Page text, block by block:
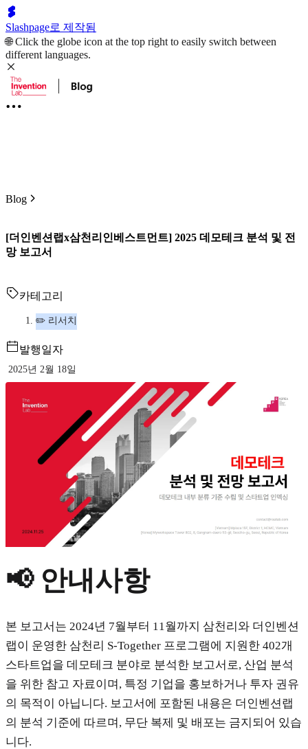
Slashpage로 제작됨
🌐 Click the globe icon at the top right to easily switch between
different languages.
Blog
[더인벤션랩x삼천리인베스트먼트] 2025 데모테크 분석 및 전
망 보고서
카테고리
✏️ 리서치
발행일자
2025년 2월 18일
📢 안내사항
본 보고서는 2024년 7월부터 11월까지 삼천리와 더인벤션
랩이 운영한 삼천리 S-Together 프로그램에 지원한 402개
스타트업을 데모테크 분야로 분석한 보고서로, 산업 분석
을 위한 참고 자료이며, 특정 기업을 홍보하거나 투자 권유
의 목적이 아닙니다. 보고서에 포함된 내용은 더인벤션랩
의 분석 기준에 따르며, 무단 복제 및 배포는 금지되어 있습
니다.